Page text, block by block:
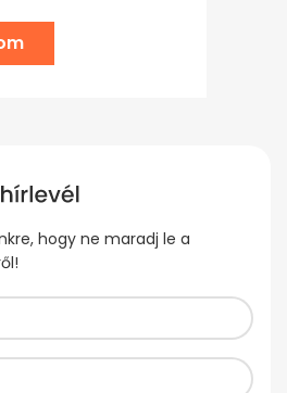
hogy ne maradj le a